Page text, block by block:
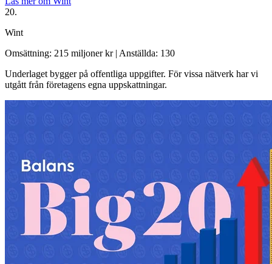
20.
Wint
Omsättning: 215 miljoner kr | Anställda: 130
Underlaget bygger på offentliga uppgifter. För vissa nätverk har vi
utgått från företagens egna uppskattningar.